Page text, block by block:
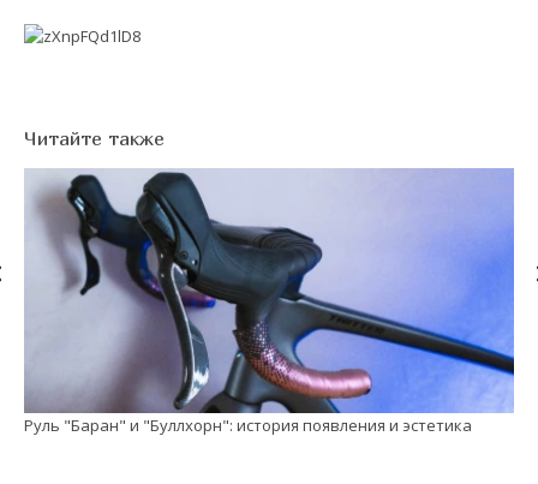
Читайте также
Руль "Баран" и "Буллхорн": история появления и эстетика